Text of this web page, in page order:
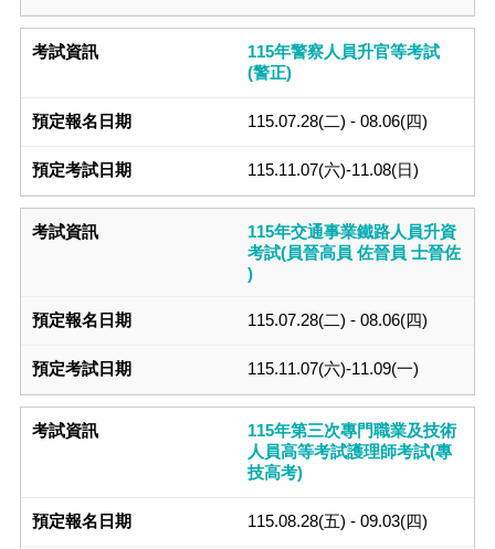
115年警察人員升官等考試
(警正)
115.07.28(二) - 08.06(四)
115.11.07(六)-11.08(日)
115年交通事業鐵路人員升資
考試(員晉高員 佐晉員 士晉佐
)
115.07.28(二) - 08.06(四)
115.11.07(六)-11.09(一)
115年第三次專門職業及技術
人員高等考試護理師考試(專
技高考)
115.08.28(五) - 09.03(四)